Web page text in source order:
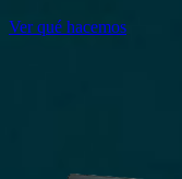
Ver qué hacemos